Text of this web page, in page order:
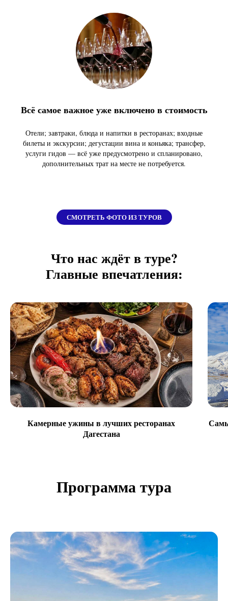
Всё самое важное уже включено в стоимость
Отели; завтраки, блюда и напитки в ресторанах; входные
билеты и экскурсии; дегустации вина и коньяка; трансфер,
услуги гидов — всё уже предусмотрено и спланировано,
дополнительных трат на месте не потребуется.
СМОТРЕТЬ ФОТО ИЗ ТУРОВ
Что нас ждёт в туре?
Главные впечатления:
Камерные ужины в лучших ресторанах
Дагестана
Программа тура